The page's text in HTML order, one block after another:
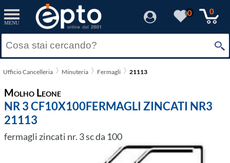
MENU
0 0
Ufficio Cancelleria Minuteria Fermagli 21113
Molho Leone
NR 3 CF10X100FERMAGLI ZINCATI NR3
21113
fermagli zincati nr. 3 sc da 100